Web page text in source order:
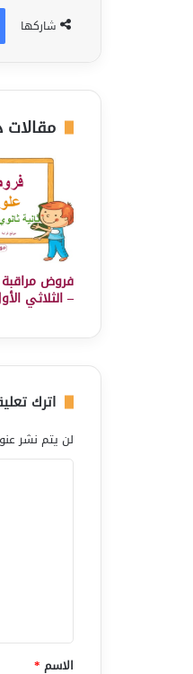
شاركها
فروض مراقبة
– الثلاثي
اترك
لن يتم نشر
*
الاسم *